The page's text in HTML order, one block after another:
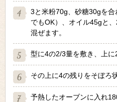
3と米粉70g、砂糖30gを
でもOK）、オイル45gと
混ぜます。
型に4の2/3量を敷き、上に
その上に4の残りをそぼろ
予熱したオーブンに入れ